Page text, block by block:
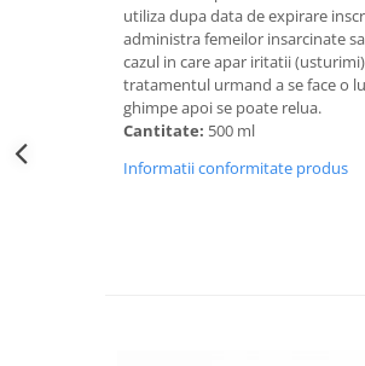
utiliza dupa data de expirare
administra femeilor insarcinate
cazul in care apar iritatii
tratamentul urmand a se face o
ghimpe apoi se poate relua.
Cantitate: 500 ml
Informatii conformitate produs